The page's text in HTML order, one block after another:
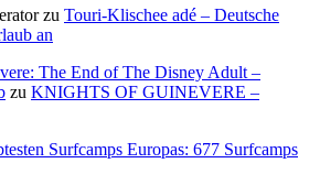
zu Touri-Klischee adé – Deutsche
an
The End of The Disney Adult –
zu KNIGHTS OF GUINEVERE –
Surfcamps Europas: 677 Surfcamps